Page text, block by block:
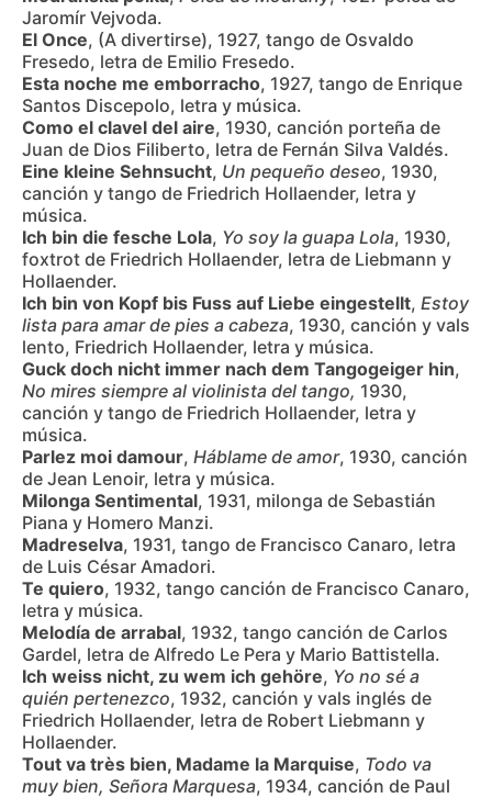
Jaromír Vejvoda.
El Once, (A divertirse), 1927, tango de Osvaldo
Fresedo, letra de Emilio Fresedo.
Esta noche me emborracho, 1927, tango de Enrique
Santos Discepolo, letra y música.
Como el clavel del aire, 1930, canción porteña de
Juan de Dios Filiberto, letra de Fernán Silva Valdés.
Eine kleine Sehnsucht, Un pequeño deseo, 1930,
canción y tango de Friedrich Hollaender, letra y
música.
Ich bin die fesche Lola, Yo soy la guapa Lola, 1930,
foxtrot de Friedrich Hollaender, letra de Liebmann y
Hollaender.
Ich bin von Kopf bis Fuss auf Liebe eingestellt, Estoy
lista para amar de pies a cabeza, 1930, canción y vals
lento, Friedrich Hollaender, letra y música.
Guck doch nicht immer nach dem Tangogeiger hin,
No mires siempre al violinista del tango, 1930,
canción y tango de Friedrich Hollaender, letra y
música.
Parlez moi damour, Háblame de amor, 1930, canción
de Jean Lenoir, letra y música.
Milonga Sentimental, 1931, milonga de Sebastián
Piana y Homero Manzi.
Madreselva, 1931, tango de Francisco Canaro, letra
de Luis César Amadori.
Te quiero, 1932, tango canción de Francisco Canaro,
letra y música.
Melodía de arrabal, 1932, tango canción de Carlos
Gardel, letra de Alfredo Le Pera y Mario Battistella.
Ich weiss nicht, zu wem ich gehöre, Yo no sé a
quién pertenezco, 1932, canción y vals inglés de
Friedrich Hollaender, letra de Robert Liebmann y
Hollaender.
Tout va très bien, Madame la Marquise, Todo va
muy bien, Señora Marquesa, 1934, canción de Paul